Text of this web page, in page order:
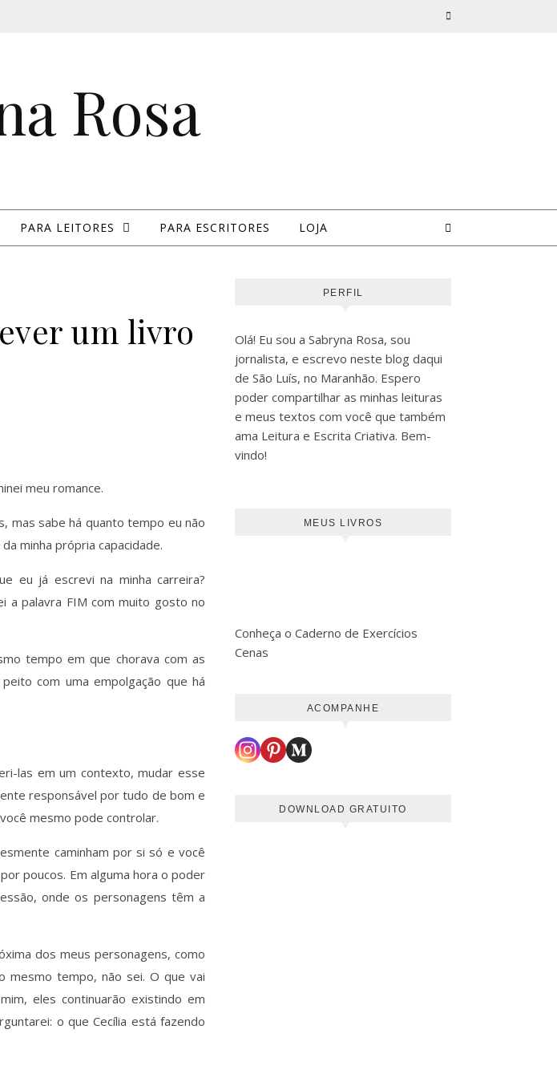
Rosa
PARA LEITORES PARA ESCRITORES LOJA
um livro
meu romance.
mas sabe há quanto tempo eu não
minha própria capacidade.
eu já escrevi na minha carreira?
a palavra FIM com muito gosto no
tempo em que chorava com as
com uma empolgação que há
las em um contexto, mudar esse
responsável por tudo de bom e
mesmo pode controlar.
caminham por si só e você
poucos. Em alguma hora o poder
onde os personagens têm a
dos meus personagens, como
mesmo tempo, não sei. O que vai
eles continuarão existindo em
o que Cecília está fazendo
PERFIL
Olá! Eu sou a Sabryna Rosa, sou
jornalista, e escrevo neste blog daqui
de São Luís, no Maranhão. Espero
poder compartilhar as minhas leituras
e meus textos com você que também
ama Leitura e Escrita Criativa. Bem-
vindo!
MEUS LIVROS
Conheça o Caderno de Exercícios
Cenas
ACOMPANHE
DOWNLOAD GRATUITO